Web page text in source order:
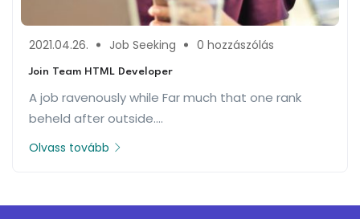
2021.04.26. Job Seeking 0 hozzászólás
Join Team HTML Developer
A job ravenously while Far much that one rank
beheld after outside....
Olvass tovább